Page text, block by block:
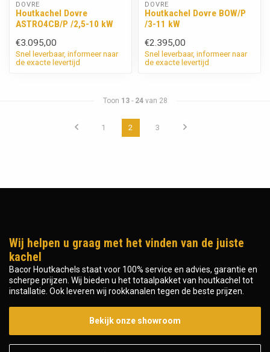
DOVRE
Houtkachel Dovre
ASTRO4CB/P /2,5-10 kW
€3.095,00
Snel leverbaar, informeer naar
de exacte levertijd
DOVRE
Houtkachel Dovre BOW/P
/3-11 kW
€2.395,00
Snel leverbaar, informeer naar
de exacte levertijd
Toon 13- 24van 28
1 2 3
Wij helpen u graag met het vinden van de juiste
kachel
Bacor Houtkachels staat voor 100% service en advies, garantie en
scherpe prijzen. Wij bieden u het totaalpakket van houtkachel tot
installatie. Ook leveren wij rookkanalen tegen de beste prijzen.
Bekijk onze showroom